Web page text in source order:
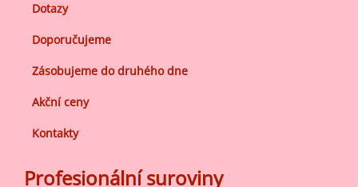
Dotazy
Doporučujeme
Zásobujeme do druhého dne
Akční ceny
Kontakty
Profesionální suroviny